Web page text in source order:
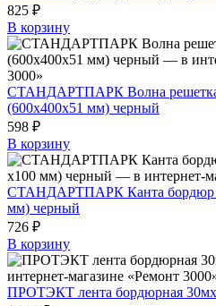
825 ₽
В корзину
СТАНДАРТПАРК Волна решетка
(600х400х51 мм) черный
598 ₽
В корзину
СТАНДАРТПАРК Канта бордюр
мм) черный
726 ₽
В корзину
ПРОТЭКТ лента бордюрная